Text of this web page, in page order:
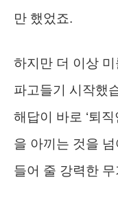
만 했었죠.
하지만 더 이상
파고들기 시작했
해답이 바로 ‘퇴
을 아끼는 것을
들어 줄 강력한